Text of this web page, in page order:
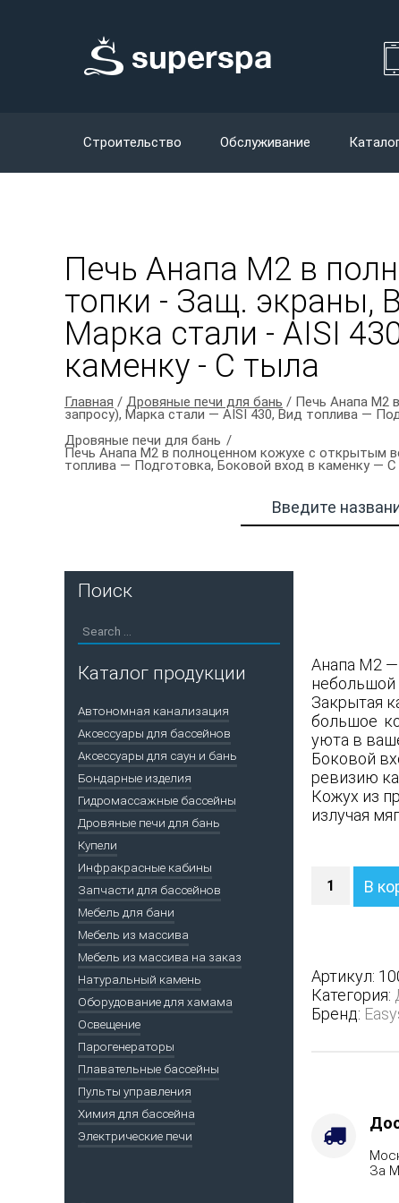
Строительство Обслуживание
Печь Анапа М2 в
топки - Защ. экраны,
Марка стали - AISI
каменку - С тыла
Главная / Дровяные печи для бань / Печь Анапа М2
запросу), Марка стали — AISI 430, Вид топлива —
Дровяные печи для бань
Печь Анапа М2 в полноценном кожухе с открытым
топлива — Подготовка, Боковой вход в каменку —
Анапа М2 —
небольшой
Закрытая
большое
уюта в
Боковой
ревизию
Кожух из
излучая
Печь
Анапа
кожухе
с
открытым
Защ.
Варианты
В
Артикул:
Категория:
Бренд:
За
Поиск
Каталог продукции
Автономная канализация
Аксессуары для бассейнов
Аксессуары для саун и бань
Бондарные изделия
Гидромассажные бассейны
Дровяные печи для бань
Купели
Инфракрасные кабины
Запчасти для бассейнов
Мебель для бани
Мебель из массива
Мебель из массива на заказ
Натуральный камень
Оборудование для хамама
Освещение
Парогенераторы
Плавательные бассейны
Пульты управления
Химия для бассейна
Электрические печи